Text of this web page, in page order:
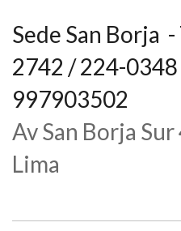
Sede San Borja
2742 / 224-
997903502
Av San Borja
Lima